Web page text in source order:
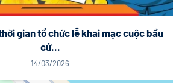
gian tổ chức lễ khai mạc cuộc bầu
cử...
14/03/2026